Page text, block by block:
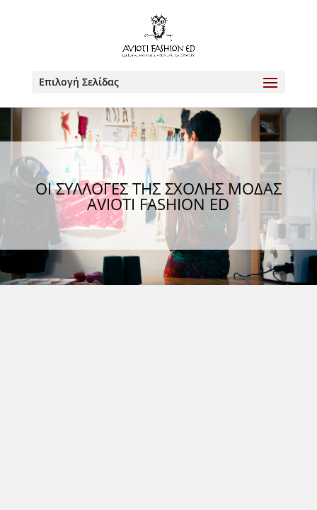
Επιλογή Σελίδας
ΟΙ ΣΥΛΛΟΓΕΣ ΤΗΣ ΣΧΟΛΗΣ ΜΟΔΑΣ
AVIOTI FASHION ED